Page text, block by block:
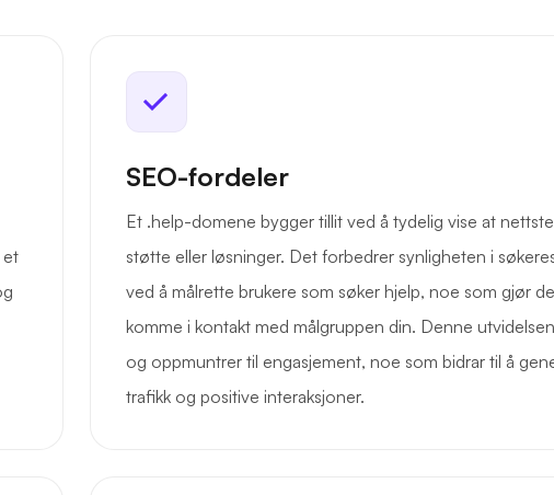
et
SEO-fordeler
Et .help-domene bygger tillit ved å tydelig vise at
støtte eller løsninger. Det forbedrer synligheten i
ved å målrette brukere som søker hjelp, noe som gjør
komme i kontakt med målgruppen din. Denne
og oppmuntrer til engasjement, noe som bidrar til å
trafikk og positive interaksjoner.